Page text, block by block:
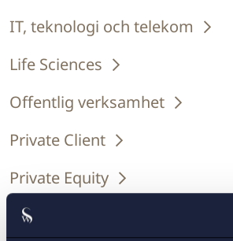
IT, teknologi och telekom
Life Sciences
Offentlig verksamhet
Private Client
Private Equity
Sport, media och underhållning